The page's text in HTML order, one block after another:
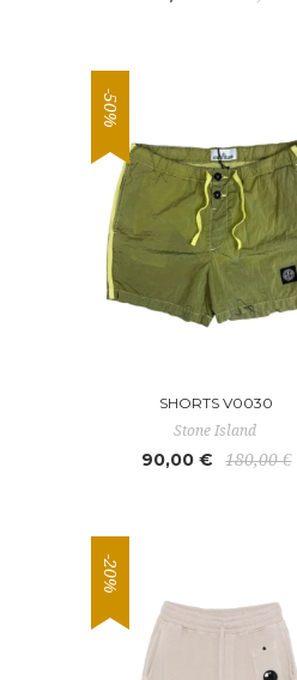
-50%
SHORTS V0030
Stone Island
90,00 € 180,00 €
-20%